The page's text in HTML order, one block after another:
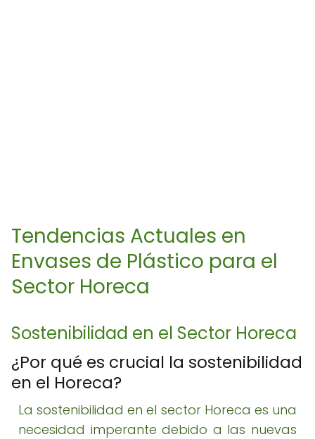
Tendencias Actuales en
Envases de Plástico para el
Sector Horeca
Sostenibilidad en el Sector Horeca
¿Por qué es crucial la sostenibilidad
en el Horeca?
La sostenibilidad en el sector Horeca es una
necesidad imperante debido a las nuevas